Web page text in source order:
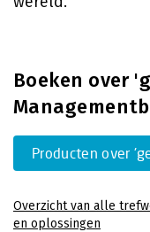
Boeken over
Producten over
Overzicht van alle
en oplossingen